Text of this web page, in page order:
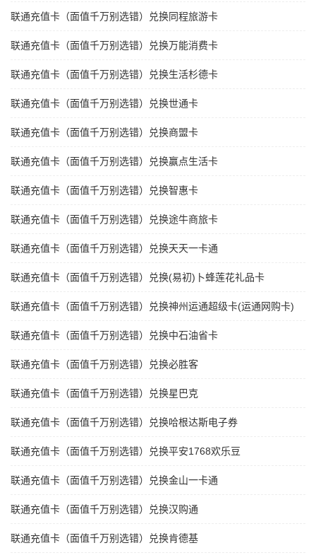
联通充值卡（面值千万别选错）兑换同程旅游卡
联通充值卡（面值千万别选错）兑换万能消费卡
联通充值卡（面值千万别选错）兑换生活杉德卡
联通充值卡（面值千万别选错）兑换世通卡
联通充值卡（面值千万别选错）兑换商盟卡
联通充值卡（面值千万别选错）兑换赢点生活卡
联通充值卡（面值千万别选错）兑换智惠卡
联通充值卡（面值千万别选错）兑换途牛商旅卡
联通充值卡（面值千万别选错）兑换天天一卡通
联通充值卡（面值千万别选错）兑换(易初)卜蜂莲花礼品卡
联通充值卡（面值千万别选错）兑换神州运通超级卡(运通网购卡)
联通充值卡（面值千万别选错）兑换中石油省卡
联通充值卡（面值千万别选错）兑换必胜客
联通充值卡（面值千万别选错）兑换星巴克
联通充值卡（面值千万别选错）兑换哈根达斯电子券
联通充值卡（面值千万别选错）兑换平安1768欢乐豆
联通充值卡（面值千万别选错）兑换金山一卡通
联通充值卡（面值千万别选错）兑换汉购通
联通充值卡（面值千万别选错）兑换肯德基